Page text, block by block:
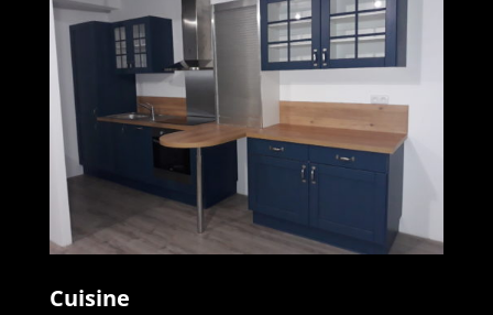
Cuisine